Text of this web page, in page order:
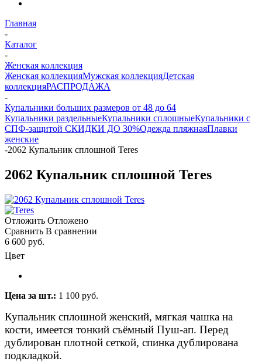
Главная
-
Каталог
-
Женская коллекция
Женская коллекцияМужская коллекцияДетская
коллекцияРАСПРОДАЖА
-
Купальники больших размеров от 48 до 64
Купальники раздельныеКупальники сплошныеКупальники с
СПФ-защитой СКИДКИ ДО 30%Одежда пляжнаяПлавки
женские
-2062 Купальник сплошной Teres
2062 Купальник сплошной Teres
Отложить Отложено
Сравнить В сравнении
6 600 руб.
Цвет
Цена за шт.: 1 100 руб.
Купальник сплошной женский, мягкая чашка на
кости, имеется тонкий съёмный Пуш-ап. Перед
дублирован плотной сеткой, спинка дублирована
подкладкой.